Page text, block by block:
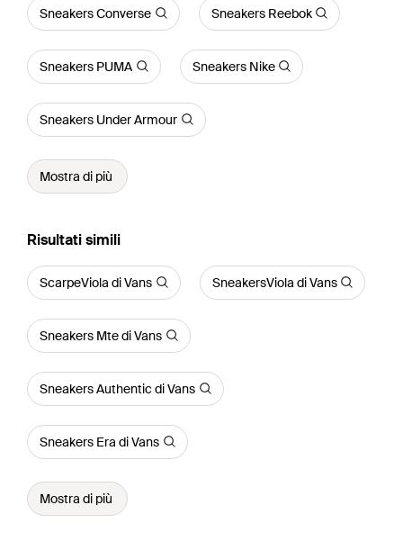
Sneakers Converse Sneakers Reebok
Sneakers PUMA Sneakers Nike
Sneakers Under Armour
Mostra di più
Risultati simili
ScarpeViola di Vans SneakersViola di Vans
Sneakers Mte di Vans
Sneakers Authentic di Vans
Sneakers Era di Vans
Mostra di più